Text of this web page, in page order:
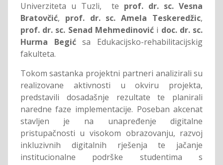
Univerziteta u Tuzli, te prof. dr. sc. Vesna
Bratovčić, prof. dr. sc. Amela Teskeredžic,
prof. dr. sc. Senad Mehmedinović i doc. dr. sc.
Hurma Begićsa Edukacijsko-rehabilitacijskig
fakulteta.
Tokom sastanka projektni partneri analizirali su
realizovane aktivnosti u okviru projekta,
predstavili dosadašnje rezultate te planirali
naredne faze implementacije. Poseban akcenat
stavljen je na unapređenje digitalne
pristupačnosti u visokom obrazovanju, razvoj
inkluzivnih digitalnih rješenja te jačanje
institucionalne podrške studentima s